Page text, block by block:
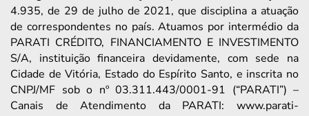
4.935, de 29 de julho de 2021, que disciplina a atuação
de correspondentes no país. Atuamos por intermédio da
PARATI CRÉDITO, FINANCIAMENTO E INVESTIMENTO
S/A, instituição financeira devidamente, com sede na
Cidade de Vitória, Estado do Espírito Santo, e inscrita no
CNPJ/MF sob o nº 03.311.443/0001-91 (“PARATI”) –
Canais de Atendimento da PARATI: www.parati-